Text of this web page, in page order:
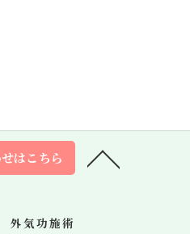
はこちら
外気功施術